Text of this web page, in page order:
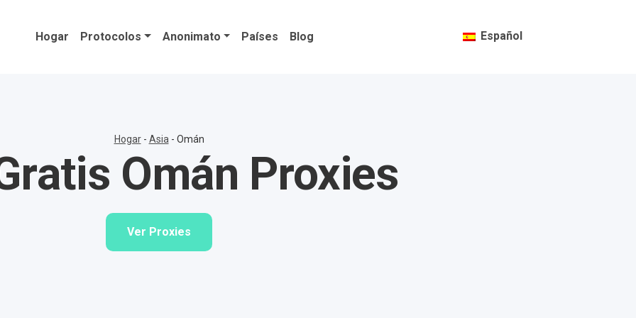
Hogar Protocolos Anonimato Países Blog Español
Hogar- Asia - Omán
Omán Proxies
Ver Proxies